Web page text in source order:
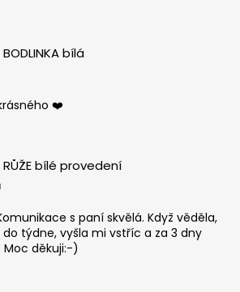
bílá
produktu je 5 z 5 hvězdiček.
❤️
RŮŽE bílé provedení
produktu je 5 z 5 hvězdiček.
s paní skvělá. Když věděla,
týdne, vyšla mi vstříc a za 3 dny
děkuji:-)